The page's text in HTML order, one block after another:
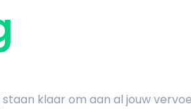
klaar om aan al jouw